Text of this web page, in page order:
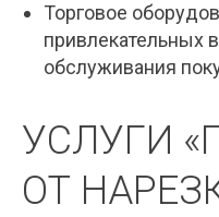
Торговое
привлекательных
обслуживания
УСЛУГИ
ОТ